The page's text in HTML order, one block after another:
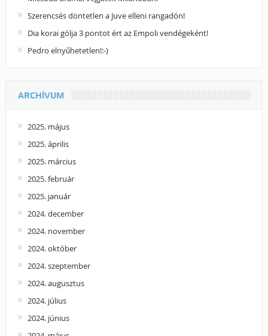
Szerencsés döntetlen a Juve elleni rangadón!
Dia korai gólja 3 pontot ért az Empoli vendégeként!
Pedro elnyűhetetlen!:-)
ARCHÍVUM
2025. május
2025. április
2025. március
2025. február
2025. január
2024. december
2024. november
2024. október
2024. szeptember
2024. augusztus
2024. július
2024. június